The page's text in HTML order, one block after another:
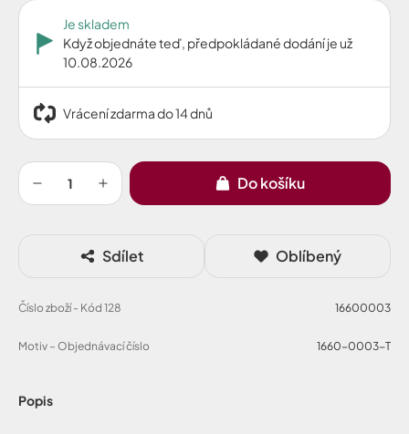
Popis
Je skladem
Když objednáte teď, předpokládané dodání je už
10.08.2026
Vrácení zdarma do 14 dnů
Do košíku
Sdílet Oblíbený
Číslo zboží - Kód 128 16600003
Motiv – Objednávací číslo 1660-0003-T